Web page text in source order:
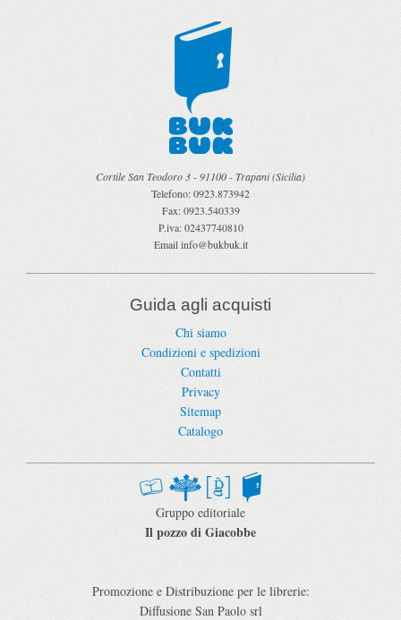
Cortile San Teodoro 3-91100-Trapani(Sicilia)
Telefono:0923.873942
Fax:0923.540339
P.iva:02437740810
Emailinfo@bukbuk.it
Guida agli acquisti
Chi siamo
Condizioni e spedizioni
Contatti
Privacy
Sitemap
Catalogo
Gruppo editoriale
Il pozzo di Giacobbe
Promozione e Distribuzione per le librerie:
Diffusione San Paolo srl